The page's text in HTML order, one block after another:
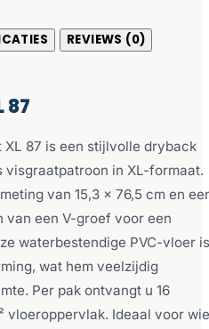
REVIEWS (0)
87
XL 87 is een stijlvolle dryback
visgraatpatroon in XL-formaat.
van 15,3 x 76,5 cm en
van een V-groef voor een
waterbestendige PVC-vloer is
wat hem veelzijdig
Per pak ontvangt u 16
vloeroppervlak. Ideaal voor wie